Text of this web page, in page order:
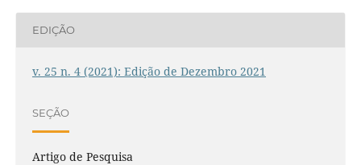
EDIÇÃO
v. 25 n. 4 (2021): Edição de Dezembro 2021
SEÇÃO
Artigo de Pesquisa